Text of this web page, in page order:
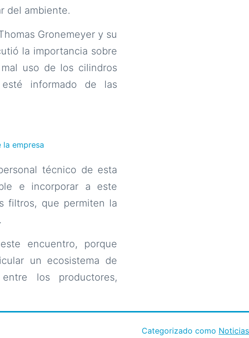
del ambiente.
Gronemeyer y su
la importancia sobre
uso de los cilindros
informado de las
empresa
técnico de esta
e incorporar a este
filtros, que permiten la
encuentro, porque
un ecosistema de
los productores,
Categorizado como Noticias